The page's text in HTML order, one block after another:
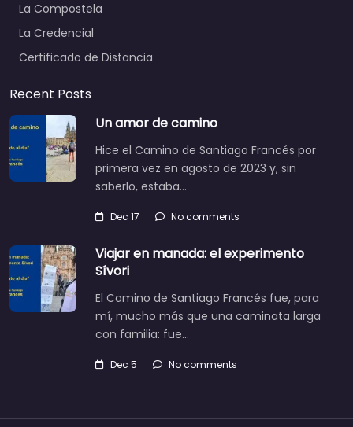
La Compostela
La Credencial
Certificado de Distancia
Recent Posts
Un amor de camino
Hice el Camino de Santiago Francés por
primera vez en agosto de 2023 y, sin
saberlo, estaba…
Dec 17 No comments
Viajar en manada: el experimento
Sívori
El Camino de Santiago Francés fue, para
mí, mucho más que una caminata larga
con familia: fue…
Dec 5 No comments